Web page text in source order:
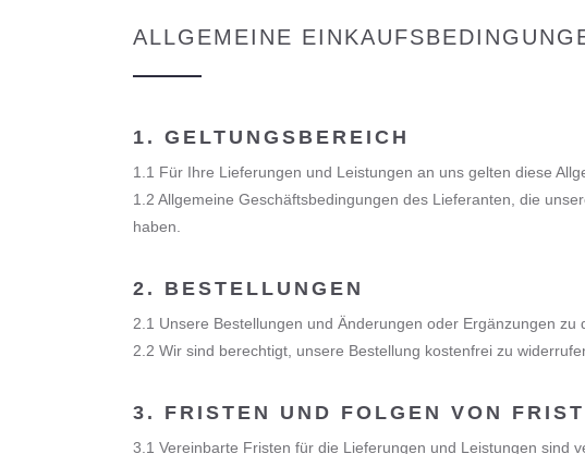
ALLGEMEINE
1. GELTUNGSBEREICH
1.1 Für Ihre Lieferungen und Leistungen an uns gelten diese
1.2 Allgemeine Geschäftsbedingungen des Lieferanten, die
haben.
2. BESTELLUNGEN
2.1 Unsere Bestellungen und Änderungen oder Ergänzungen
2.2 Wir sind berechtigt, unsere Bestellung kostenfrei zu
3. FRISTEN UND FOLGEN VON
3.1 Vereinbarte Fristen für die Lieferungen und Leistungen sind